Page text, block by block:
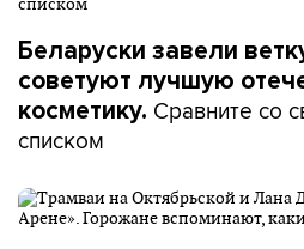
Беларуски завели
советуют лучшую
косметику. Сравните со
списком